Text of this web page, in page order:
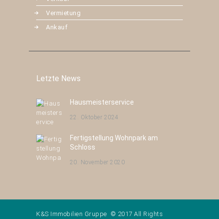
Vermietung
Ankauf
Letzte News
Hausmeisterservice
22. Oktober 2024
Fertigstellung Wohnpark am
Schloss
20. November 2020
K&S Immobilien Gruppe © 2017 All Rights